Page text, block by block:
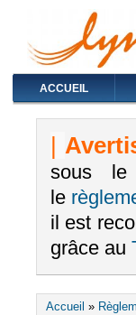
ACCUEIL
|
sous le
le
il est
grâce au
Vous êtes
Accueil »